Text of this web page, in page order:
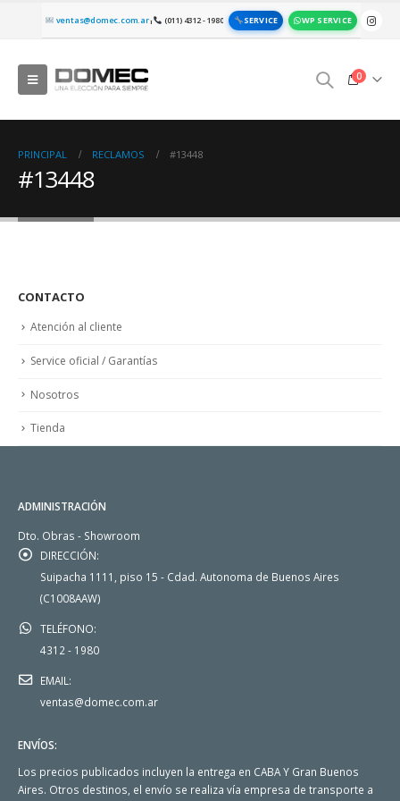
ventas@domec.com.ar| (011) 4312 - 1980 SERVICE WP SERVICE
0
PRINCIPAL RECLAMOS #13448
#13448
CONTACTO
Atención al cliente
Service oficial / Garantías
Nosotros
Tienda
ADMINISTRACIÓN
Dto. Obras - Showroom
DIRECCIÓN:
Suipacha 1111, piso 15 - Cdad. Autonoma de Buenos Aires
(C1008AAW)
TELÉFONO:
4312 - 1980
EMAIL:
ventas@domec.com.ar
ENVÍOS:
Los precios publicados incluyen la entrega en CABA Y Gran Buenos
Aires. Otros destinos, el envío se realiza vía empresa de transporte a